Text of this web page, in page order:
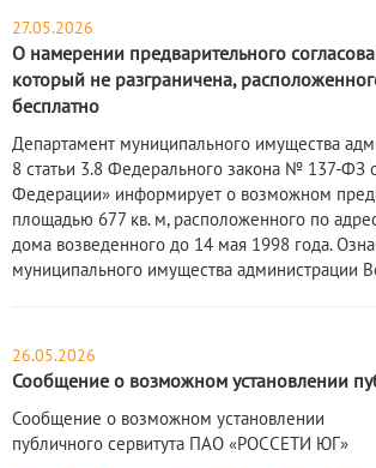
27.05.2026
О намерении предварительного
который не разграничена,
бесплатно
Департамент муниципального имущества
8 статьи 3.8 Федерального закона № 137-ФЗ
Федерации» информирует о возможном
площадью 677 кв. м, расположенного по
дома возведенного до 14 мая 1998 года.
муниципального имущества администрации
26.05.2026
Сообщение о возможном установлении
Сообщение о возможном установлении
публичного сервитута ПАО «РОССЕТИ ЮГ»